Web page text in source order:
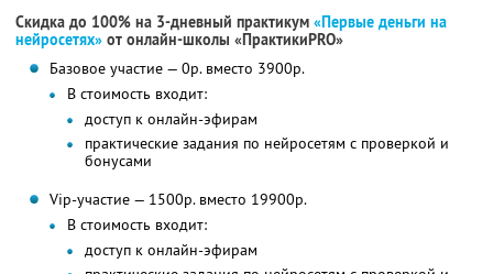
Скидка до 100% на 3-дневный практикум «Первые деньги на
нейросетях» от онлайн-школы «ПрактикиPRO»
Базовое участие — 0р. вместо 3900р.
В стоимость входит:
доступ к онлайн-эфирам
практические задания по нейросетям с проверкой и
бонусами
Vip-участие — 1500р. вместо 19900р.
В стоимость входит:
доступ к онлайн-эфирам